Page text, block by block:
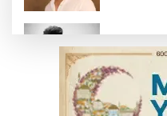
sevenlerini
Babasını